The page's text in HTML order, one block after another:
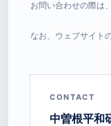
お問い合わせの際は
なお、ウェブサイト
CONTACT
中曽根平和